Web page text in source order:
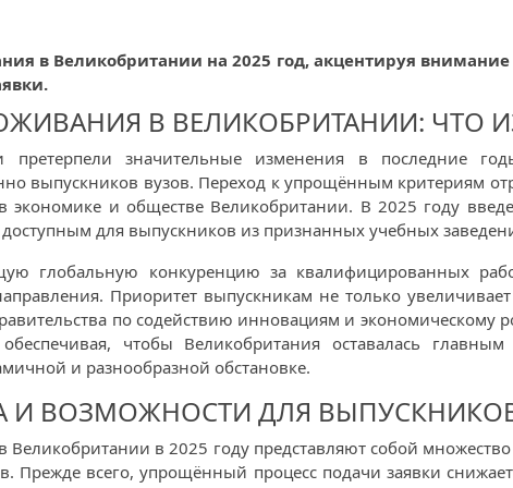
в Великобритании на 2025 год, акцентируя
В ВЕЛИКОБРИТАНИИ: ЧТО
претерпели значительные изменения в последние
выпускников вузов. Переход к упрощённым критериям
и обществе Великобритании. В 2025 году
для выпускников из признанных учебных
глобальную конкуренцию за квалифицированных
Приоритет выпускникам не только
по содействию инновациям и экономическому
чтобы Великобритания оставалась
и разнообразной обстановке.
ВОЗМОЖНОСТИ ДЛЯ ВЫПУСКНИКОВ
в 2025 году представляют собой
Прежде всего, упрощённый процесс подачи заявки